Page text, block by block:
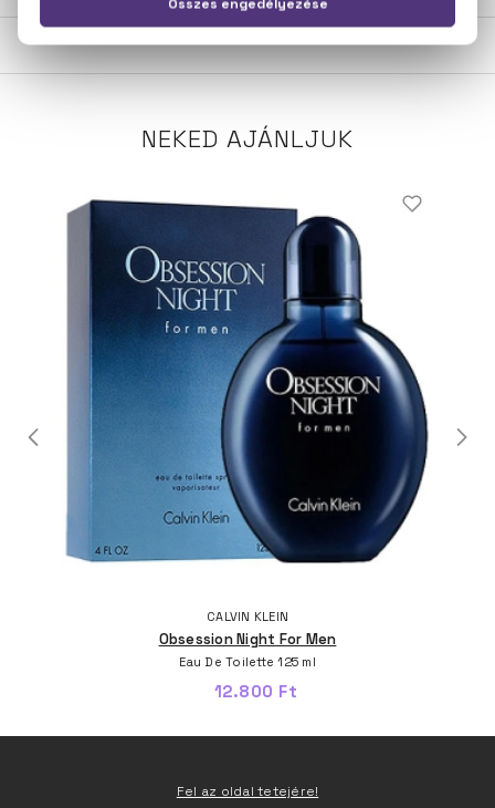
NEKED AJÁNLJUK
CALVIN KLEIN
Obsession Night For Men
Eau De Toilette 125 ml
12.800 Ft
Fel az oldal tetejére!